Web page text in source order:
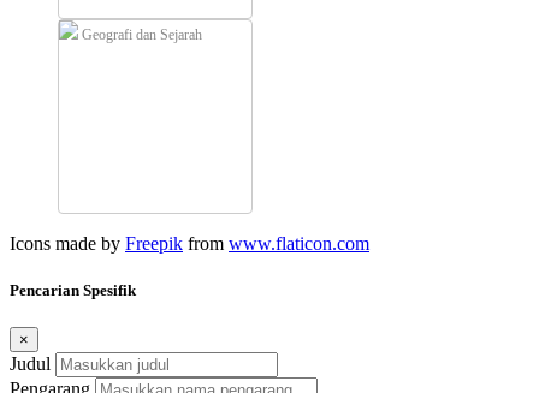
Geografi dan Sejarah
Icons made by Freepik from www.flaticon.com
Pencarian Spesifik
×
Judul